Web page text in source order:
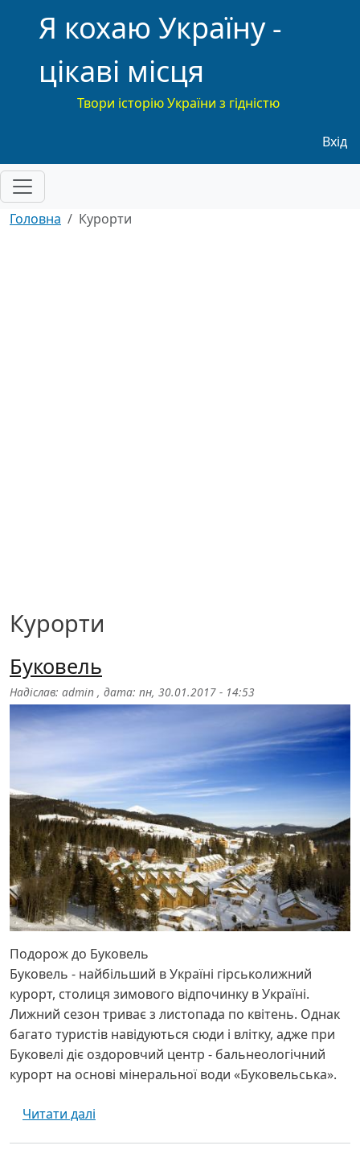
Я кохаю Україну -
цікаві місця
Твори історію України з гідністю
Вхід
Головна Курорти
Курорти
Буковель
Надіслав: admin , дата: пн, 30.01.2017 - 14:53
Подорож до Буковель
Буковель - найбільший в Україні гірськолижний
курорт, столиця зимового відпочинку в Україні.
Лижний сезон триває з листопада по квітень. Однак
багато туристів навідуються сюди і влітку, адже при
Буковелі діє оздоровчий центр - бальнеологічний
курорт на основі мінеральної води «Буковельська».
Читати далі